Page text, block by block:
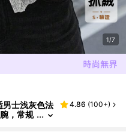
1/7
士浅灰色法
，常规
4.86 (100+)